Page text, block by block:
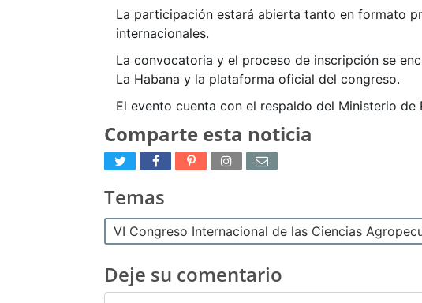
La participación estará abierta tanto en formato
internacionales.
La convocatoria y el proceso de inscripción se
La Habana y la plataforma oficial del congreso.
El evento cuenta con el respaldo del Ministerio
Comparte esta noticia
Temas
VI Congreso Internacional de las Ciencias
Deje su comentario